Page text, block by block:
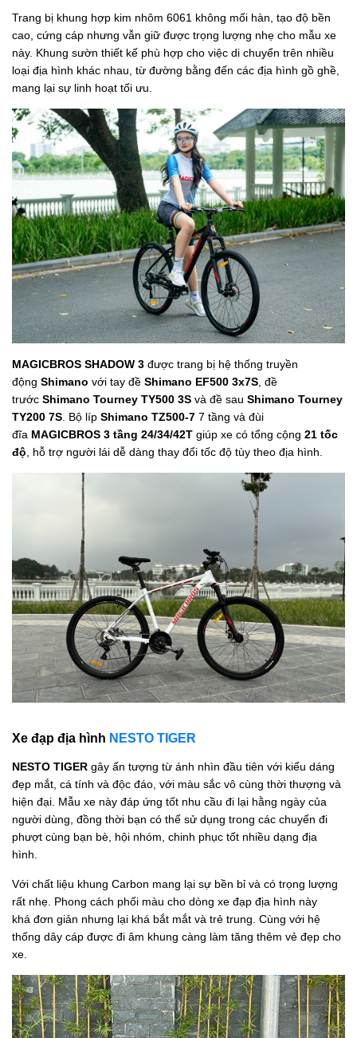
Trang bị khung hợp kim nhôm 6061 không mối hàn, tạo độ bền
cao, cứng cáp nhưng vẫn giữ được trọng lượng nhẹ cho mẫu xe
này. Khung sườn thiết kế phù hợp cho việc di chuyển trên nhiều
loại địa hình khác nhau, từ đường bằng đến các địa hình gồ ghề,
mang lại sự linh hoạt tối ưu.
MAGICBROS SHADOW 3 được trang bị hệ thống truyền
động Shimano với tay đề Shimano EF500 3x7S, đề
trước Shimano Tourney TY500 3S và đề sau Shimano Tourney
TY200 7S. Bộ líp Shimano TZ500-7 7 tầng và đùi
đĩa MAGICBROS 3 tầng 24/34/42T giúp xe có tổng cộng 21 tốc
độ, hỗ trợ người lái dễ dàng thay đổi tốc độ tùy theo địa hình.
Xe đạp địa hình NESTO TIGER
NESTO TIGER gây ấn tượng từ ánh nhìn đầu tiên với kiểu dáng
đẹp mắt, cá tính và độc đáo, với màu sắc vô cùng thời thượng và
hiện đại. Mẫu xe này đáp ứng tốt nhu cầu đi lại hằng ngày của
người dùng, đồng thời bạn có thể sử dụng trong các chuyến đi
phượt cùng bạn bè, hội nhóm, chinh phục tốt nhiều dạng địa
hình.
Với chất liệu khung Carbon mang lại sự bền bỉ và có trọng lượng
rất nhẹ. Phong cách phối màu cho dòng xe đạp địa hình này
khá đơn giản nhưng lại khá bắt mắt và trẻ trung. Cùng với hệ
thống dây cáp được đi âm khung càng làm tăng thêm vẻ đẹp cho
xe.